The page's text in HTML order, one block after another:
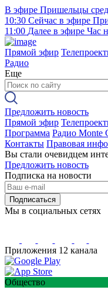
В эфире Пришельцы
10:30 Сейчас в эфире
11:00 Далее в эфире Час
Прямой эфир
Радио
Еще
Предложить новость
Прямой эфир
Программа Радио Monte
Контакты Правовая
Вы стали очевидцем
Предложить новость
Подписка на новости
Подписаться
Мы в социальных сетях
Приложения 12 канала
Общество